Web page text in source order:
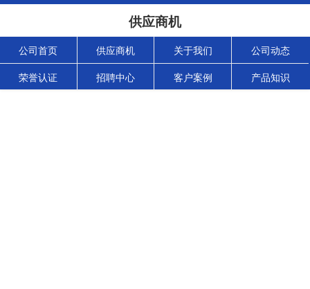
供应商机
公司首页 供应商机 关于我们 公司动态
荣誉认证 招聘中心 客户案例 产品知识